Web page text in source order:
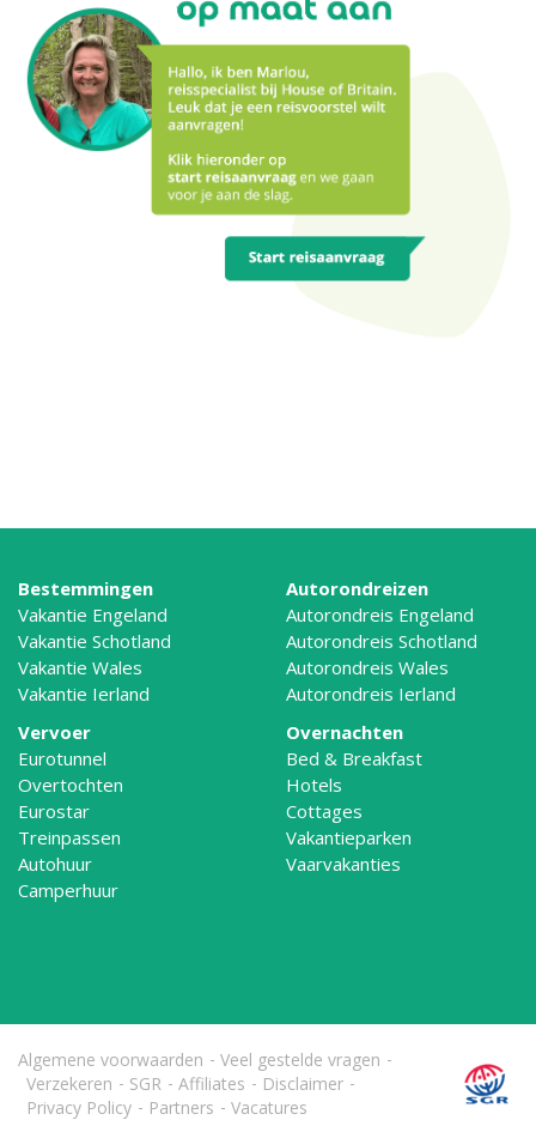
Bestemmingen
Vakantie Engeland
Vakantie Schotland
Vakantie Wales
Vakantie Ierland
Autorondreizen
Autorondreis Engeland
Autorondreis Schotland
Autorondreis Wales
Autorondreis Ierland
Vervoer
Eurotunnel
Overtochten
Eurostar
Treinpassen
Autohuur
Camperhuur
Overnachten
Bed & Breakfast
Hotels
Cottages
Vakantieparken
Vaarvakanties
Algemene voorwaarden
Veel gestelde vragen
Verzekeren
SGR Affiliates
Disclaimer
Privacy Policy
Partners Vacatures